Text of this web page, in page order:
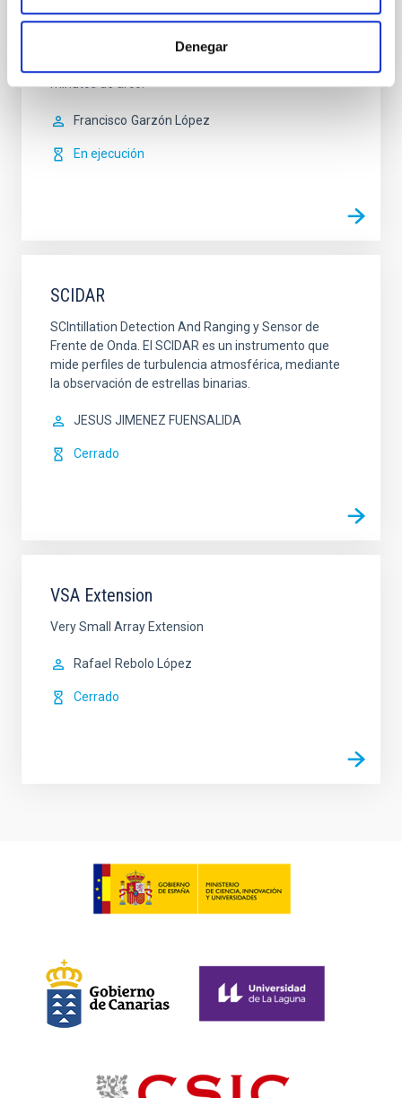
Denegar
espectrógrafo multi objeto con capacidad para
observar hasta 20 objetos simultáneos, gracias a un
minutos de arco.
Francisco Garzón López
En ejecución
SCIDAR
SCIntillation Detection And Ranging y Sensor de
Frente de Onda. El SCIDAR es un instrumento que
mide perfiles de turbulencia atmosférica, mediante
la observación de estrellas binarias.
JESUS JIMENEZ FUENSALIDA
Cerrado
VSA Extension
Very Small Array Extension
Rafael Rebolo López
Cerrado